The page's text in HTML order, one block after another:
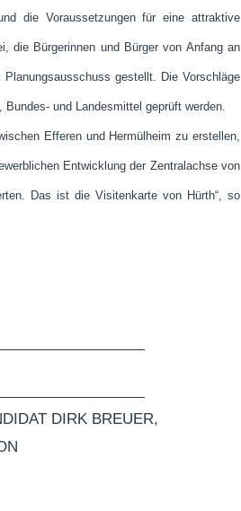
die Voraussetzungen für eine attraktive
die Bürgerinnen und Bürger von Anfang an
Planungsausschuss gestellt. Die Vorschläge
und Landesmittel geprüft werden.
Efferen und Hermülheim zu erstellen,
Entwicklung der Zentralachse von
Das ist die Visitenkarte von Hürth“, so
DIRK BREUER,